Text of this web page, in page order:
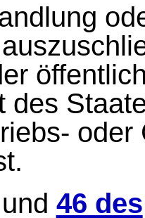
des
46 des